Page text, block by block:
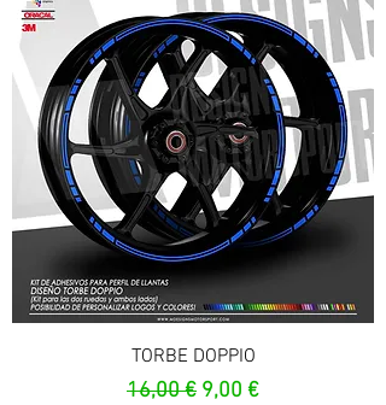
TORBE DOPPIO
Prix original
16,00 € Prix promotionnel
9,00 €